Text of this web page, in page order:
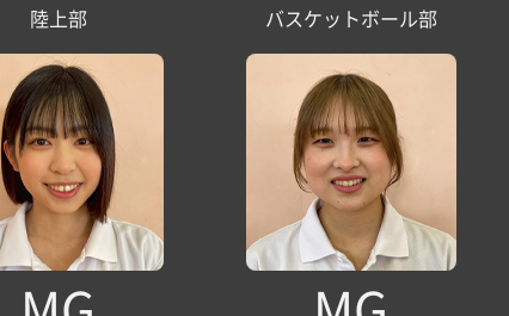
陸上部
バスケットボール部